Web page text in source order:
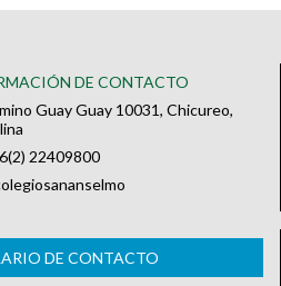
DE CONTACTO
Guay Guay 10031, Chicureo,
22409800
DE CONTACTO